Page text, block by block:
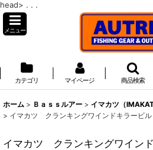
head> . . .
メニュー
カテゴリ マイページ 商品検索
ホーム > Ｂａｓｓルアー > イマカツ（
> イマカツ クランキングワインドキラービル
イマカツ クランキングワイン